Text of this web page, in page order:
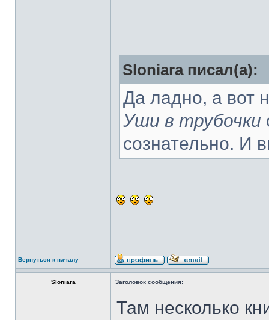
Sloniara писал(а):
Да ладно, а вот
Уши в трубочки
сознательно. И
Вернуться к началу
Sloniara Заголовок сообщения:
Там несколько